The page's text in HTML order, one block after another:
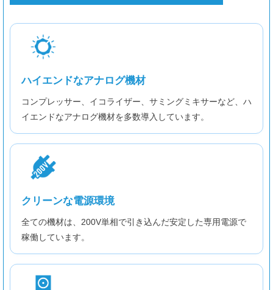
ハイエンドなアナログ機材
コンプレッサー、イコライザー、サミングミキサーなど、ハ
イエンドなアナログ機材を多数導入しています。
クリーンな電源環境
全ての機材は、200V単相で引き込んだ安定した専用電源で
稼働しています。